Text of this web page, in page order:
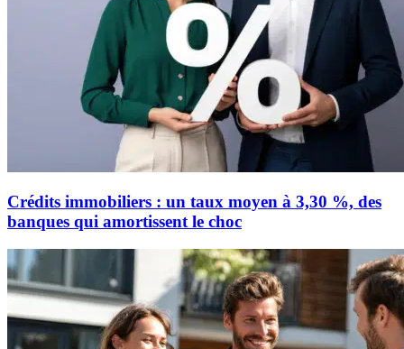
Crédits immobiliers : un taux moyen à 3,30 %, des
banques qui amortissent le choc